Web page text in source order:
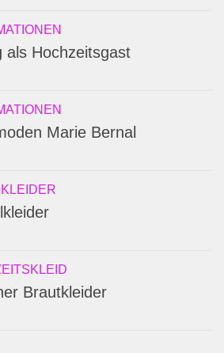
als Hochzeitsgast
Marie Bernal
Brautkleider